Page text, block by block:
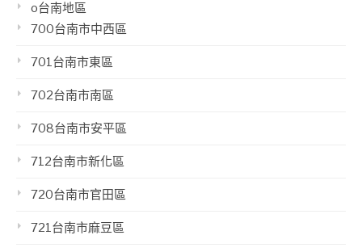
o台南地區
700台南市中西區
701台南市東區
702台南市南區
708台南市安平區
712台南市新化區
720台南市官田區
721台南市麻豆區